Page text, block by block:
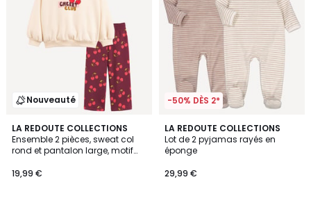
Nouveauté
LA REDOUTE COLLECTIONS
Ensemble 2 pièces, sweat col
rond et pantalon large, motif
19,99 €
-50% DÈS 2*
LA REDOUTE COLLECTIONS
Lot de 2 pyjamas rayés en
éponge
29,99 €